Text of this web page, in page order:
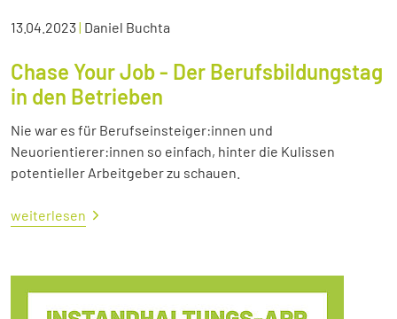
13.04.2023| Daniel Buchta
Chase Your Job - Der Berufsbildungstag
in den Betrieben
Nie war es für Berufseinsteiger:innen und
Neuorientierer:innen so einfach, hinter die Kulissen
potentieller Arbeitgeber zu schauen.
weiterlesen